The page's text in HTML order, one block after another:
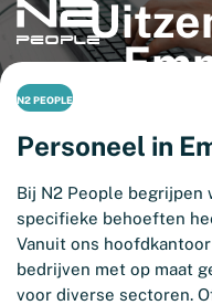
N2 PEOPLE
Personeel in
Bij N2 People begrijpen
specifieke behoeften
Vanuit ons
bedrijven met op maat
voor diverse sectoren.